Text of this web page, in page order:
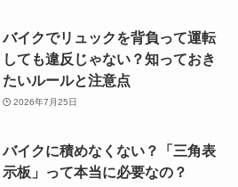
バイクでリュックを背負って運転
しても違反じゃない？知っておき
たいルールと注意点
2026年7月25日
バイクに積めなくない？「三角表
示板」って本当に必要なの？